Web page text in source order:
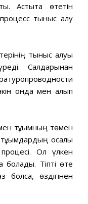
Астықта өтетін
тыныс алу
тыныс алуы
Салдарынан
онда мен алып
тұқымның төмен
қосалқы
Ол үлкен
болады. Тіпті өте
болса, өздігінен